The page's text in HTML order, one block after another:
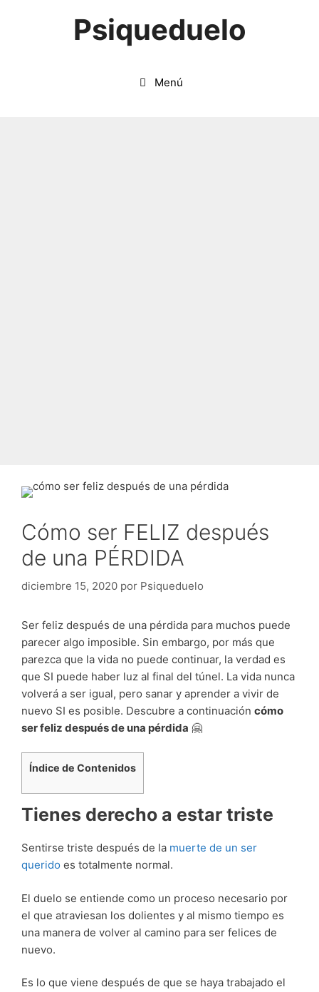
Psiqueduelo
Menú
Cómo ser FELIZ después
de una PÉRDIDA
diciembre 15, 2020 por Psiqueduelo
Ser feliz después de una pérdida para muchos puede
parecer algo imposible. Sin embargo, por más que
parezca que la vida no puede continuar, la verdad es
que SI puede haber luz al final del túnel. La vida nunca
volverá a ser igual, pero sanar y aprender a vivir de
nuevo SI es posible. Descubre a continuación cómo
ser feliz después de una pérdida 🤗
Índice de Contenidos
Tienes derecho a estar triste
Sentirse triste después de la muerte de un ser
querido es totalmente normal.
El duelo se entiende como un proceso necesario por
el que atraviesan los dolientes y al mismo tiempo es
una manera de volver al camino para ser felices de
nuevo.
Es lo que viene después de que se haya trabajado el